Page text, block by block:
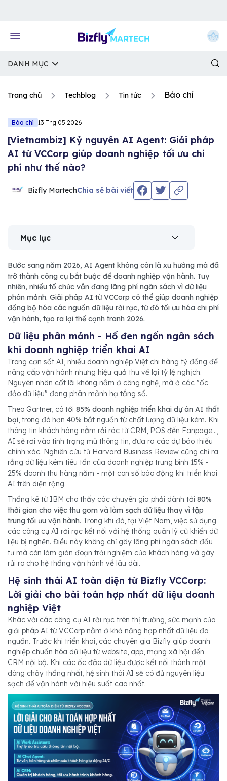
DANH MỤC
Trang chủ Techblog Tin tức Báo chí
Báo chí 13 Thg 05 2026
[Vietnambiz] Kỷ nguyên AI Agent: Giải pháp
AI từ VCCorp giúp doanh nghiệp tối ưu chi
phí như thế nào?
Bizfly MartechChia sẻ bài viết
Mục lục
Bước sang năm 2026, AI Agent không còn là xu hướng mà đã
trở thành công cụ bắt buộc để doanh nghiệp vận hành. Tuy
nhiên, nhiều tổ chức vẫn đang lãng phí ngân sách vì dữ liệu
phân mảnh. Giải pháp AI từ VCCorp có thể giúp doanh nghiệp
đồng bộ hóa các nguồn dữ liệu rời rạc, từ đó tối ưu hóa chi phí
vận hành, tạo ra lợi thế cạnh tranh 2026.
Dữ liệu phân mảnh - Hố đen ngốn ngân sách
nâng cấp vận hành nhưng hiệu quả thu về lại tỷ lệ nghịch.
Nguyên nhân cốt lõi không nằm ở công nghệ, mà ở các "ốc
‏Theo Gartner, có tới 85% doanh nghiệp triển khai dự án AI thất
bại, trong đó hơn 40% bắt nguồn từ chất lượng dữ liệu kém. Khi
thông tin khách hàng nằm rải rác từ CRM, POS đến Fanpage…,
AI sẽ rơi vào tình trạng mù thông tin, đưa ra các dự báo thiếu
chính xác. Nghiên cứu từ Harvard Business Review cũng chỉ ra
rằng dữ liệu kém tiêu tốn của doanh nghiệp trung bình 15% -
25% doanh thu hàng năm - một con số báo động khi triển khai
‏Thống kê từ IBM cho thấy các chuyên gia phải dành tới 80%
thời gian cho việc thu gom và làm sạch dữ liệu thay vì tập
trung tối ưu vận hành. Trong khi đó, tại Việt Nam, việc sử dụng
các công cụ AI rời rạc kết nối với hệ thống quản lý cũ khiến dữ
liệu bị nghẽn. Điều này không chỉ gây lãng phí ngân sách đầu
tư mà còn làm gián đoạn trải nghiệm của khách hàng và gây
Lời giải cho bài toán hợp nhất dữ liệu doanh
giải pháp AI từ VCCorp nằm ở khả năng hợp nhất dữ liệu đa
nguồn. Trước khi triển khai, các chuyên gia Bizfly giúp doanh
nghiệp chuẩn hóa dữ liệu từ website, app, mạng xã hội đến
CRM nội bộ. Khi các ốc đảo dữ liệu được kết nối thành một
dòng chảy thống nhất, hệ sinh thái AI sẽ có đủ nguyên liệu
sạch để vận hành với hiệu suất cao nhất.